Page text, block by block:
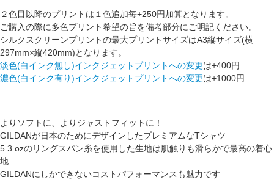
２色目以降のプリントは１色追加毎+250円加算となります。
ご購入の際に多色プリント希望の旨を備考部分にご明記ください。
シルクスクリーンプリントの最大プリントサイズはA3縦サイズ(横
297mm×縦420mm)となります。
淡色(白インク無し)インクジェットプリントへの変更は+400円
濃色(白インク有り)インクジェットプリントへの変更は+1000円
よりソフトに、よりジャストフィットに！
GILDANが日本のためにデザインしたプレミアムなTシャツ
5.3 ozのリングスパン糸を使用した生地は肌触りも滑らかで最高の着心
地
GILDANにしかできないコストパフォーマンスも魅力です